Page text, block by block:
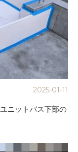
2025-01-11
ニットバス下部の